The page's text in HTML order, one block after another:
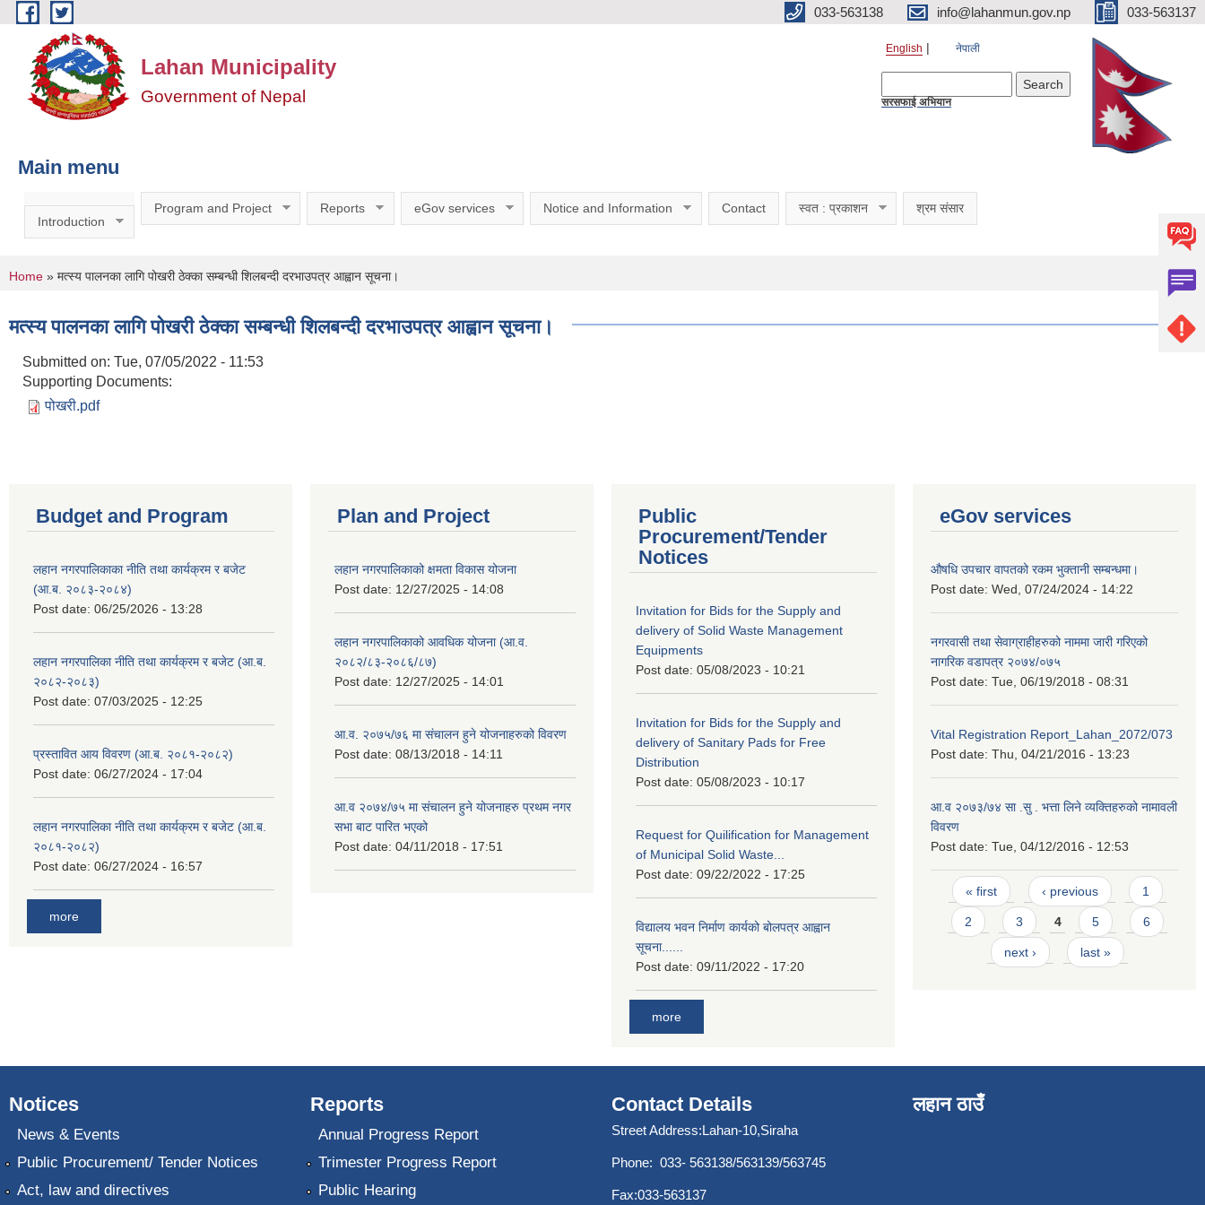
Skip to main content 033-563138 info@lahanmun.gov.np 033-563137
Lahan Municipality
Government of Nepal
English नेपाली
सरसफाई अभियान
Main menu
Introduction
Program and Project Reports eGov services Notice and Information Contact स्वत : प्रकाशन श्रम संसार
You are here
Home » मत्स्य पालनका लागि पोखरी ठेक्का सम्बन्धी शिलबन्दी दरभाउपत्र आह्वान सूचना।
मत्स्य पालनका लागि पोखरी ठेक्का सम्बन्धी शिलबन्दी दरभाउपत्र आह्वान सूचना।
Submitted on: Tue, 07/05/2022 - 11:53
Supporting Documents:
पोखरी.pdf
Budget and Program
लहान नगरपालिकाका नीति तथा कार्यक्रम र बजेट
(आ.ब. २०८३-२०८४)
Post date: 06/25/2026 - 13:28
लहान नगरपालिका नीति तथा कार्यक्रम र बजेट (आ.ब.
२०८२-२०८३)
Post date: 07/03/2025 - 12:25
प्रस्तावित आय विवरण (आ.ब. २०८१-२०८२)
Post date: 06/27/2024 - 17:04
लहान नगरपालिका नीति तथा कार्यक्रम र बजेट (आ.ब.
२०८१-२०८२)
Post date: 06/27/2024 - 16:57
more
Plan and Project
लहान नगरपालिकाको क्षमता विकास योजना
Post date: 12/27/2025 - 14:08
लहान नगरपालिकाको आवधिक योजना (आ.व.
२०८२/८३-२०८६/८७)
Post date: 12/27/2025 - 14:01
आ.व. २०७५/७६ मा संचालन हुने योजनाहरुको विवरण
Post date: 08/13/2018 - 14:11
आ.व २०७४/७५ मा संचालन हुने योजनाहरु प्रथम नगर
सभा बाट पारित भएको
Post date: 04/11/2018 - 17:51
Public
Procurement/Tender
Notices
Invitation for Bids for the Supply and
delivery of Solid Waste Management
Equipments
Post date: 05/08/2023 - 10:21
Invitation for Bids for the Supply and
delivery of Sanitary Pads for Free
Distribution
Post date: 05/08/2023 - 10:17
Request for Quilification for Management
of Municipal Solid Waste...
Post date: 09/22/2022 - 17:25
विद्यालय भवन निर्माण कार्यको बोलपत्र आह्वान
सूचना......
Post date: 09/11/2022 - 17:20
more
eGov services
औषधि उपचार वापतको रकम भुक्तानी सम्बन्धमा।
Post date: Wed, 07/24/2024 - 14:22
नगरवासी तथा सेवाग्राहीहरुको नाममा जारी गरिएको
नागरिक वडापत्र २०७४/०७५
Post date: Tue, 06/19/2018 - 08:31
Vital Registration Report_Lahan_2072/073
Post date: Thu, 04/21/2016 - 13:23
आ.व २०७३/७४ सा .सु . भत्ता लिने व्यक्तिहरुको नामावली
विवरण
Post date: Tue, 04/12/2016 - 12:53
Pages
« first ‹ previous 1
2 3 4 5 6
next › last »
Notices
News & Events
Public Procurement/ Tender Notices
Act, law and directives
Reports
Annual Progress Report
Trimester Progress Report
Public Hearing
Contact Details
Street Address:Lahan-10,Siraha
Phone: 033- 563138/563139/563745
Fax:033-563137
लहान ठाउँ